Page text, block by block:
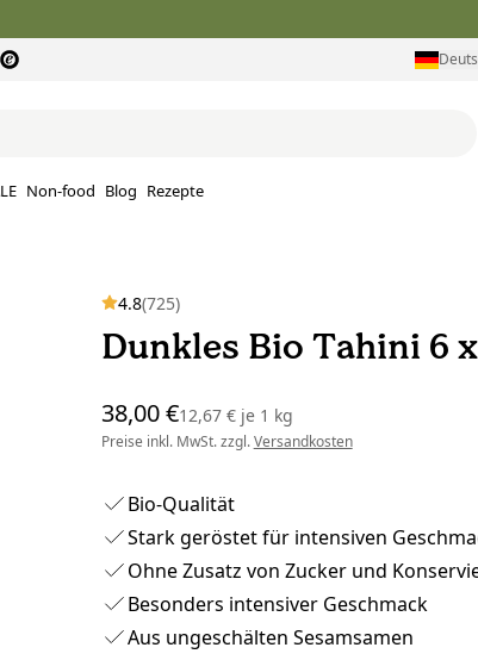
Non-food Blog Rezepte
4.8(725)
Dunkles Bio Tahini 6
38,00 €12,67 € je1 kg
Preise inkl. MwSt. zzgl.Versandkosten
Bio-Qualität
Stark geröstet für intensiven
Ohne Zusatz von Zucker und
Besonders intensiver Geschmack
Aus ungeschälten Sesamsamen